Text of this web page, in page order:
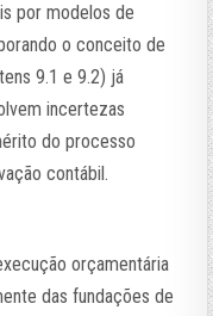
por modelos de
o conceito de
9.1 e 9.2) já
incertezas
do processo
contábil.
orçamentária
das fundações de